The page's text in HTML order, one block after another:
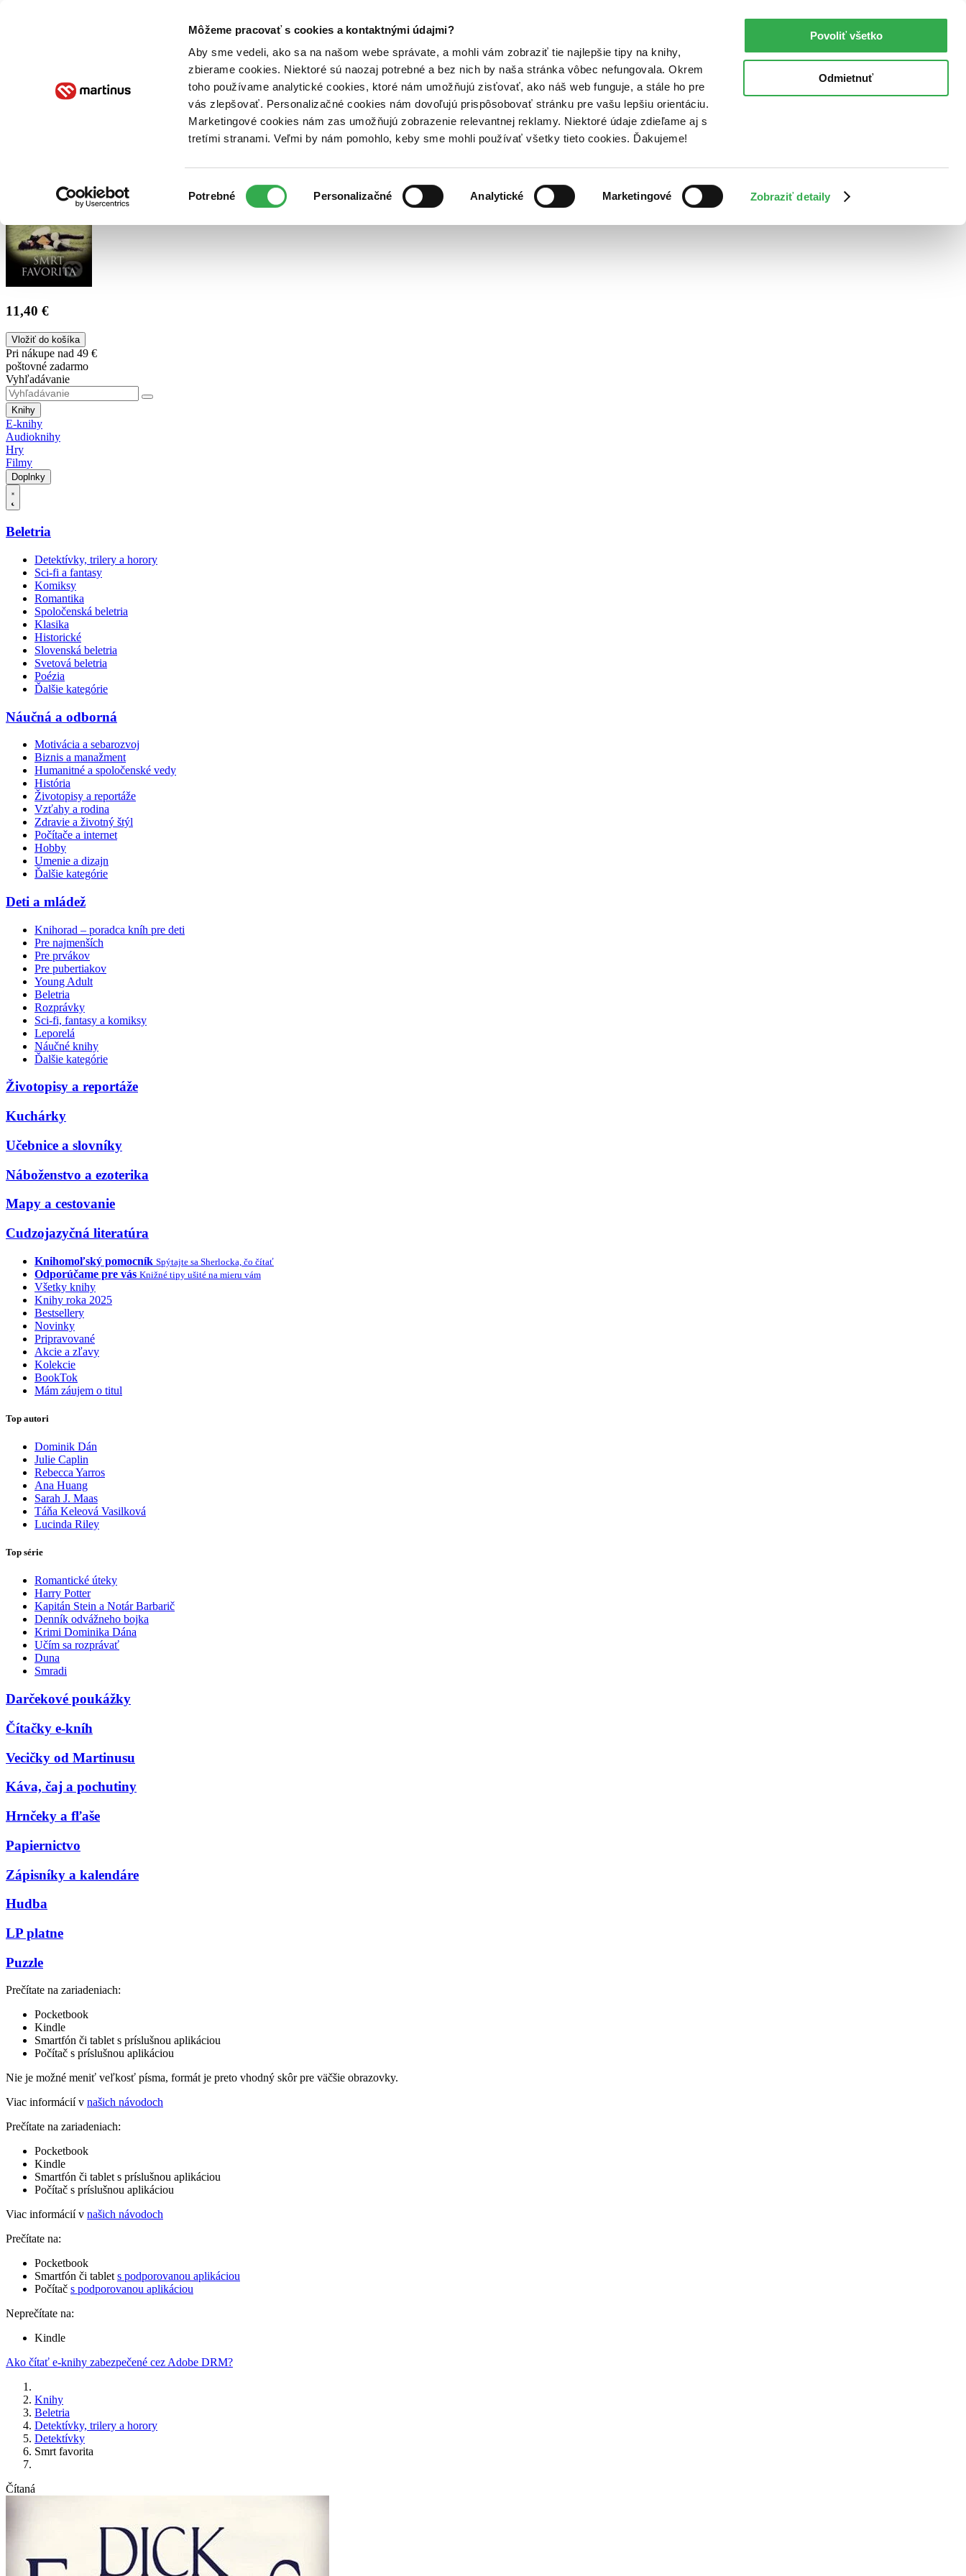
Môžeme pracovať s cookies a kontaktnými údajmi?
Aby sme vedeli, ako sa na našom webe správate, a mohli vám zobraziť tie najlepšie tipy na knihy,
zbierame cookies. Niektoré sú naozaj potrebné a bez nich by naša stránka vôbec nefungovala. Okrem
toho používame analytické cookies, ktoré nám umožňujú zisťovať, ako náš web funguje, a stále ho pre
vás zlepšovať. Personalizačné cookies nám dovoľujú prispôsobovať stránku pre vašu lepšiu orientáciu.
Marketingové cookies nám zas umožňujú zobrazenie relevantnej reklamy. Niektoré údaje zdieľame aj s
tretími stranami. Veľmi by nám pomohlo, keby sme mohli používať všetky tieto cookies. Ďakujeme!
súhlasu
Potrebné Personalizačné Analytické Marketingové Zobraziť detaily
Povoliť všetko
Odmietnuť
Poukážky Kontakt
11,40 €
Vložiť do košíka
Pri nákupe nad 49 €
poštovné zadarmo
Vyhľadávanie
Knihy
E-knihy
Audioknihy
Hry
Filmy
Doplnky
Beletria
Detektívky, trilery a horory
Sci-fi a fantasy
Komiksy
Romantika
Spoločenská beletria
Klasika
Historické
Slovenská beletria
Svetová beletria
Poézia
Ďalšie kategórie
Náučná a odborná
Motivácia a sebarozvoj
Biznis a manažment
Humanitné a spoločenské vedy
História
Životopisy a reportáže
Vzťahy a rodina
Zdravie a životný štýl
Počítače a internet
Hobby
Umenie a dizajn
Ďalšie kategórie
Deti a mládež
Knihorad – poradca kníh pre deti
Pre najmenších
Pre prvákov
Pre pubertiakov
Young Adult
Beletria
Rozprávky
Sci-fi, fantasy a komiksy
Leporelá
Náučné knihy
Ďalšie kategórie
Životopisy a reportáže
Kuchárky
Učebnice a slovníky
Náboženstvo a ezoterika
Mapy a cestovanie
Cudzojazyčná literatúra
Knihomoľský pomocník Spýtajte sa Sherlocka, čo čítať
Odporúčame pre vás Knižné tipy ušité na mieru vám
Všetky knihy
Knihy roka 2025
Bestsellery
Novinky
Pripravované
Akcie a zľavy
Kolekcie
BookTok
Mám záujem o titul
Top autori
Dominik Dán
Julie Caplin
Rebecca Yarros
Ana Huang
Sarah J. Maas
Táňa Keleová Vasilková
Lucinda Riley
Top série
Romantické úteky
Harry Potter
Kapitán Stein a Notár Barbarič
Denník odvážneho bojka
Krimi Dominika Dána
Učím sa rozprávať
Duna
Smradi
Darčekové poukážky
Čítačky e-kníh
Vecičky od Martinusu
Káva, čaj a pochutiny
Hrnčeky a fľaše
Papiernictvo
Zápisníky a kalendáre
Hudba
LP platne
Puzzle
Prečítate na zariadeniach:
Pocketbook
Kindle
Smartfón či tablet s príslušnou aplikáciou
Počítač s príslušnou aplikáciou
Nie je možné meniť veľkosť písma, formát je preto vhodný skôr pre väčšie obrazovky.
Viac informácií v našich návodoch
Prečítate na zariadeniach:
Pocketbook
Kindle
Smartfón či tablet s príslušnou aplikáciou
Počítač s príslušnou aplikáciou
Viac informácií v našich návodoch
Prečítate na:
Pocketbook
Smartfón či tablet s podporovanou aplikáciou
Počítač s podporovanou aplikáciou
Neprečítate na:
Kindle
Ako čítať e-knihy zabezpečené cez Adobe DRM?
Knihy
Beletria
Detektívky, trilery a horory
Detektívky
Smrt favorita
Čítaná